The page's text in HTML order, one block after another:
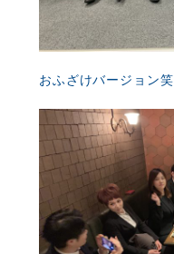
おふざけバージョン笑